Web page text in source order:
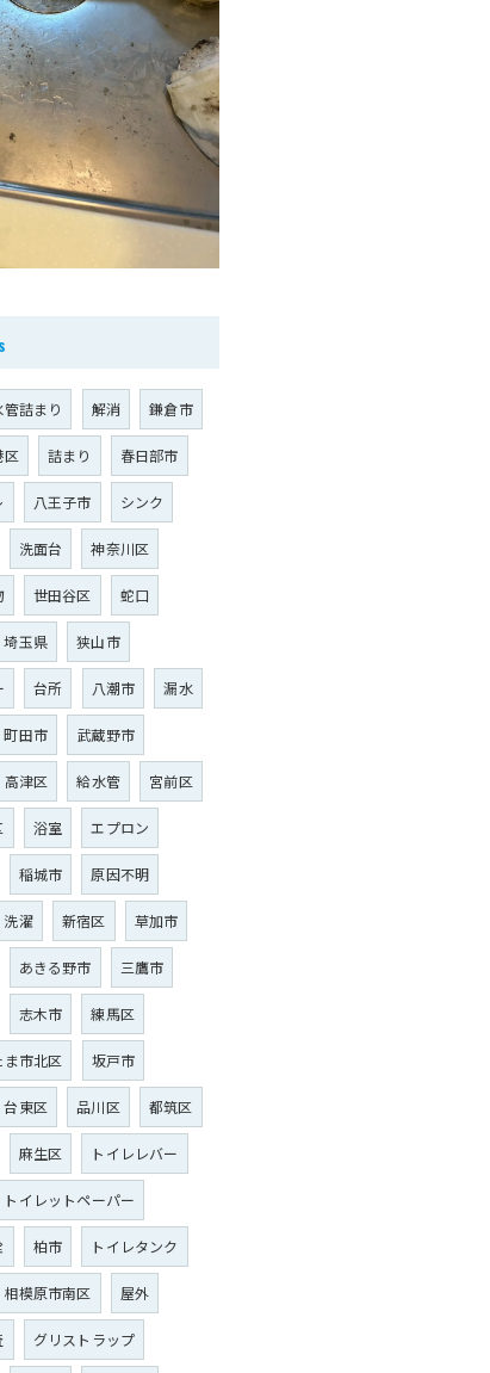
詰まり 解消 鎌倉市
区 詰まり 春日部市
八王子市 シンク
洗面台 神奈川区
世田谷区 蛇口
埼玉県 狭山市
台所 八潮市 漏水
町田市 武蔵野市
高津区 給水管 宮前区
浴室 エプロン
稲城市 原因不明
洗濯 新宿区 草加市
あきる野市 三鷹市
志木市 練馬区
ま市北区 坂戸市
台東区 品川区 都筑区
麻生区 トイレレバー
トイレットペーパー
柏市 トイレタンク
相模原市南区 屋外
グリストラップ